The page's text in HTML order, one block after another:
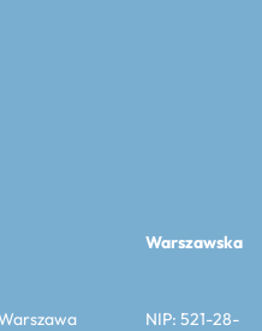
Warszawska
NIP: 521-28-